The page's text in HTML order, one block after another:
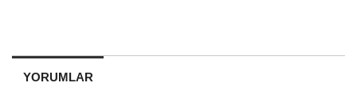
YORUMLAR